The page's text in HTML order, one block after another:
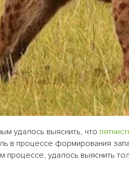
удалось выяснить, что
в процессе формирования
процессе, удалось выяснить